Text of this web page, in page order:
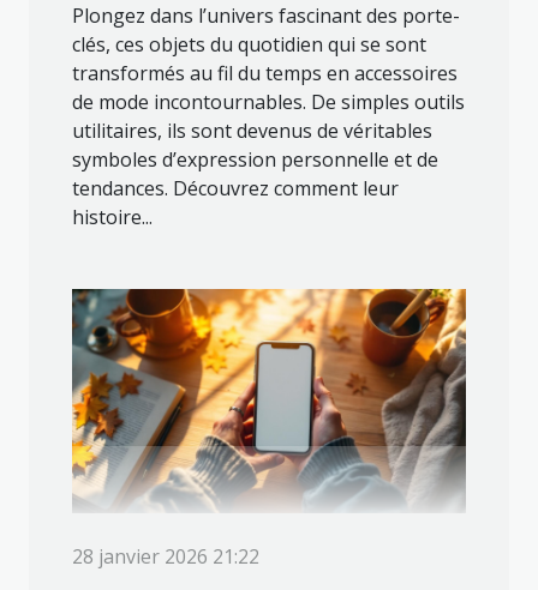
Plongez dans l’univers fascinant des porte-
clés, ces objets du quotidien qui se sont
transformés au fil du temps en accessoires
de mode incontournables. De simples outils
utilitaires, ils sont devenus de véritables
symboles d’expression personnelle et de
tendances. Découvrez comment leur
histoire...
28 janvier 2026 21:22